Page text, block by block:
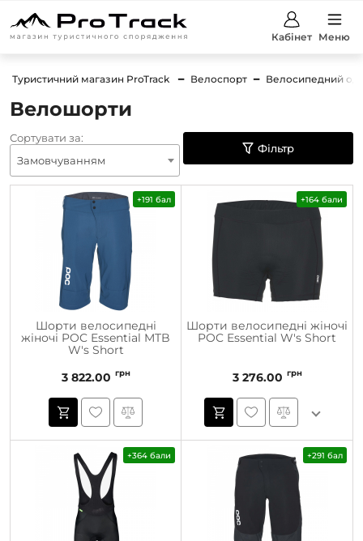
Кабінет Меню
Туристичний магазин ProTrack Велоспорт Велосипедний
Велошорти
Сортувати за:
Замовчуванням
Фільтр
+191 бал
Шорти велосипедні
жіночі POC Essential MTB
W's Short
3 822.00 грн
+164 бали
Шорти велосипедні жіночі
POC Essential W's Short
3 276.00 грн
+364 бали +291 бал